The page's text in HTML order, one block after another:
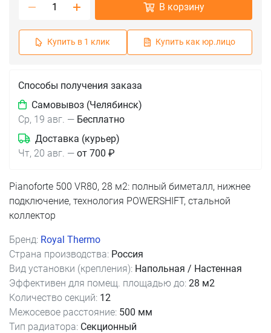
В корзину
Купить в 1 клик Купить как юр.лицо
Способы получения заказа
Самовывоз (Челябинск)
Ср, 19 авг. — Бесплатно
Доставка (курьер)
Чт, 20 авг. — от 700 ₽
Pianoforte 500 VR80, 28 м2: полный биметалл, нижнее
подключение, технология POWERSHIFT, стальной
коллектор
Бренд: Royal Thermo
Страна производства: Россия
Вид установки (крепления): Напольная / Настенная
Эффективен для помещ. площадью до: 28 м2
Количество секций: 12
Межосевое расстояние: 500 мм
Тип радиатора: Секционный